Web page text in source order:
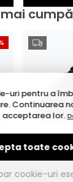
Pantofi
sport,
uri pentru a
Continuarea
acceptarea lor.
toate
cookie-uri